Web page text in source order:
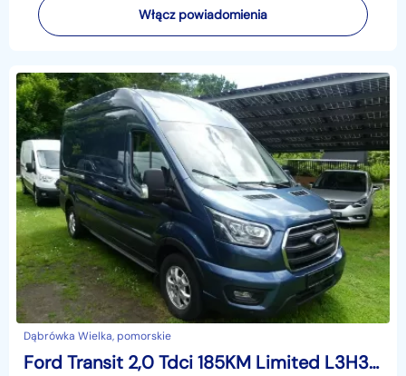
Włącz powiadomienia
Dąbrówka Wielka, pomorskie
Ford Transit 2,0 Tdci 185KM Limited L3H3 Xenon Led Navi Kamera Alu Full F. Vat